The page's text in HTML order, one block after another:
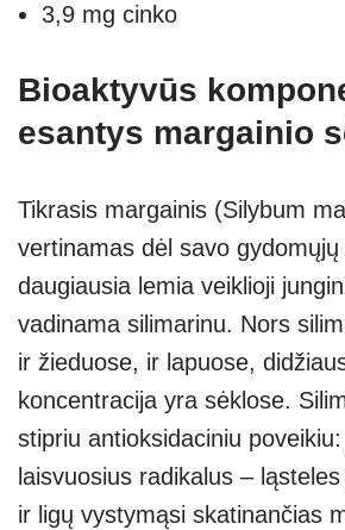
3,9 mg cinko
Bioaktyvūs
esantys margainio
Tikrasis margainis (Silybum
vertinamas dėl savo
daugiausia lemia veiklioji
vadinama silimarinu. Nors
ir žieduose, ir lapuose,
koncentracija yra sėklose.
stipriu antioksidaciniu
laisvuosius radikalus –
ir ligų vystymąsi skatinančias